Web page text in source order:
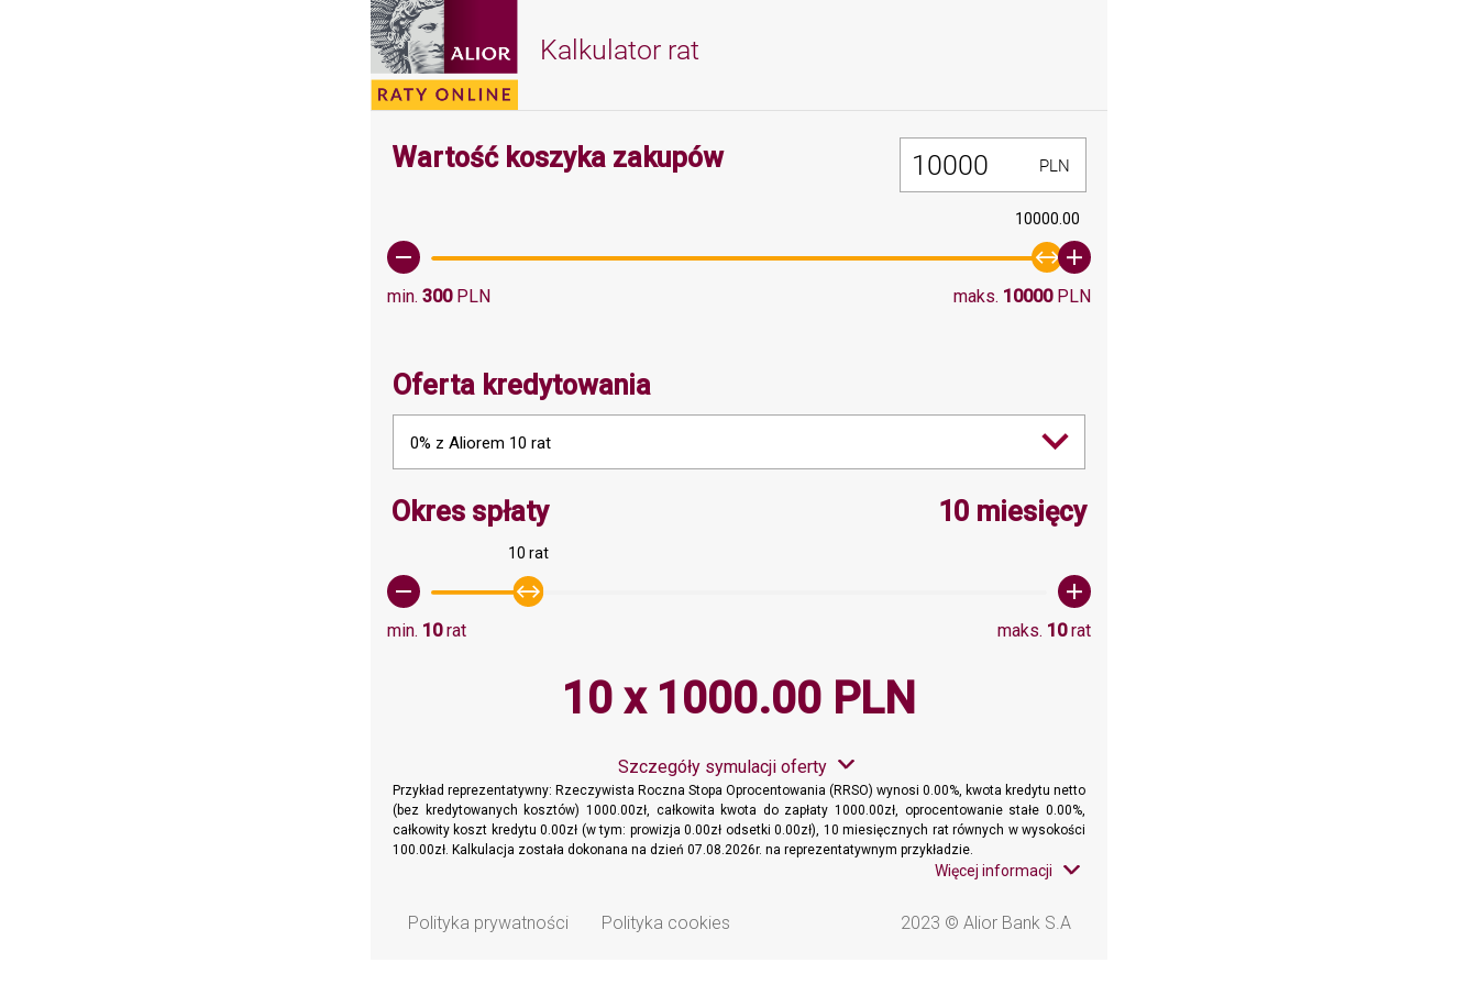
Kalkulator rat
Wartość koszyka zakupówMinimalna wartość 300, Maksymalna wartośc: 10000
PLN
10000.00
min. 300PLN maks. 10000PLN
Oferta kredytowania
0% z Aliorem 10 rat
Okres spłatyMinimalna wartość 10, Maksymalna wartośc: 10
10 miesięcy
10 rat
min. 10rat maks. 10rat
10 x 1000.00 PLN
Szczegóły symulacji oferty
Przykład reprezentatywny: Rzeczywista Roczna Stopa Oprocentowania (RRSO) wynosi 0.00%, kwota kredytu netto
(bez kredytowanych kosztów) 1000.00zł, całkowita kwota do zapłaty 1000.00zł, oprocentowanie stałe 0.00%,
całkowity koszt kredytu 0.00zł (w tym: prowizja 0.00zł odsetki 0.00zł), 10 miesięcznych rat równych w wysokości
100.00zł. Kalkulacja została dokonana na dzień 07.08.2026r. na reprezentatywnym przykładzie.
Więcej informacji
Polityka prywatności Polityka cookies 2023 © Alior Bank S.A